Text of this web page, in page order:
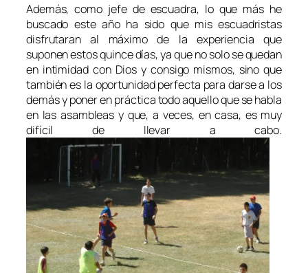
Además, como jefe de escuadra, lo que más he
buscado este año ha sido que mis escuadristas
disfrutaran al máximo de la experiencia que
suponen estos quince días, ya que no solo se quedan
en intimidad con Dios y consigo mismos, sino que
también es la oportunidad perfecta para darse a los
demás y poner en práctica todo aquello que se habla
en las asambleas y que, a veces, en casa, es muy
difícil de llevar a cabo.